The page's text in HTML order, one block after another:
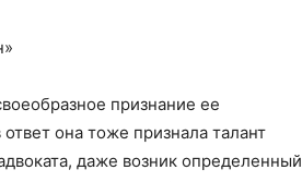
признание ее
она тоже признала талант
даже возник определенный